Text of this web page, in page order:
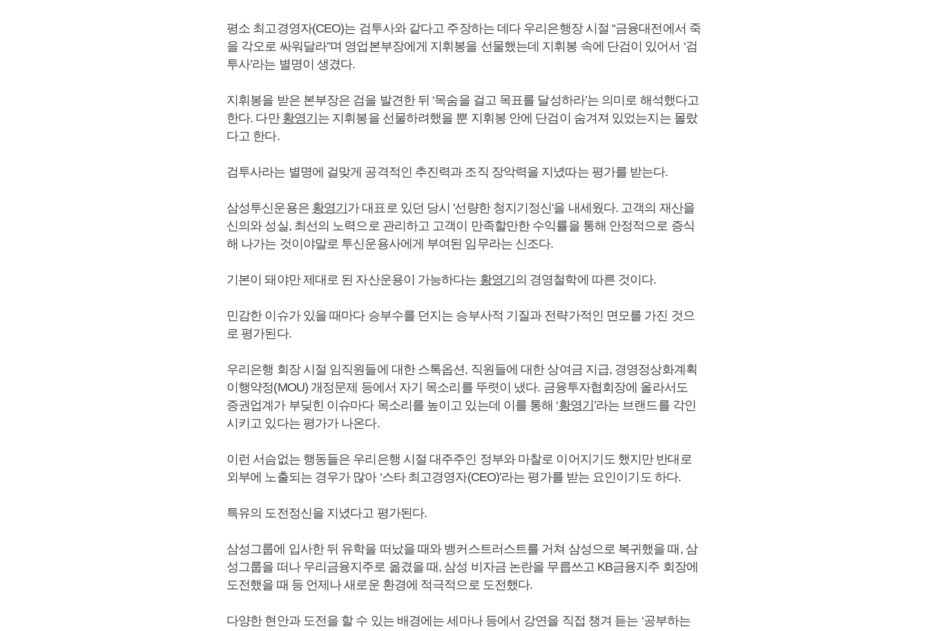
평소 최고경영자(CEO)는 검투사와 같다고 주장하는 데다 우리은행장 시절 “금융대전에서 죽
을 각오로 싸워달라”며 영업본부장에게 지휘봉을 선물했는데 지휘봉 속에 단검이 있어서 ‘검
투사’라는 별명이 생겼다.
지휘봉을 받은 본부장은 검을 발견한 뒤 ‘목숨을 걸고 목표를 달성하라’는 의미로 해석했다고
한다. 다만 황영기 는 지휘봉을 선물하려했을 뿐 지휘봉 안에 단검이 숨겨져 있었는지는 몰랐
다고 한다.
검투사라는 별명에 걸맞게 공격적인 추진력과 조직 장악력을 지녔따는 평가를 받는다.
삼성투신운용은 황영기 가 대표로 있던 당시 '선량한 청지기정신'을 내세웠다. 고객의 재산을
신의와 성실, 최선의 노력으로 관리하고 고객이 만족할만한 수익률을 통해 안정적으로 증식
해 나가는 것이야말로 투신운용사에게 부여된 임무라는 신조다.
기본이 돼야만 제대로 된 자산운용이 가능하다는 황영기 의 경영철학에 따른 것이다.
민감한 이슈가 있을 때마다 승부수를 던지는 승부사적 기질과 전략가적인 면모를 가진 것으
로 평가된다.
우리은행 회장 시절 임직원들에 대한 스톡옵션, 직원들에 대한 상여금 지급, 경영정상화계획
이행약정(MOU) 개정문제 등에서 자기 목소리를 뚜렷이 냈다. 금융투자협회장에 올라서도
증권업계가 부딪힌 이슈마다 목소리를 높이고 있는데 이를 통해 ‘황영기 ’라는 브랜드를 각인
시키고 있다는 평가가 나온다.
이런 서슴없는 행동들은 우리은행 시절 대주주인 정부와 마찰로 이어지기도 했지만 반대로
외부에 노출되는 경우가 많아 ‘스타 최고경영자(CEO)’라는 평가를 받는 요인이기도 하다.
특유의 도전정신을 지녔다고 평가된다.
삼성그룹에 입사한 뒤 유학을 떠났을 때와 뱅커스트러스트를 거쳐 삼성으로 복귀했을 때, 삼
성그룹을 떠나 우리금융지주로 옮겼을 때, 삼성 비자금 논란을 무릅쓰고 KB금융지주 회장에
도전했을 때 등 언제나 새로운 환경에 적극적으로 도전했다.
다양한 현안과 도전을 할 수 있는 배경에는 세마나 등에서 강연을 직접 챙겨 듣는 ‘공부하는